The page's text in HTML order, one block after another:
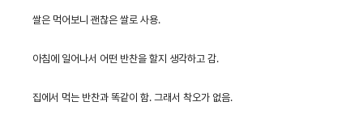
쌀은 먹어보니 괜찮은 쌀로 사용.
아침에 일어나서 어떤 반찬을 할지 생각하고 감.
집에서 먹는 반찬과 똑같이 함. 그래서 착오가 없음.